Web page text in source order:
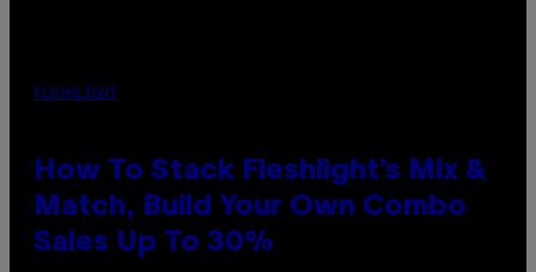
FLESHLIGHT
How To Stack Fleshlight’s Mix &
Match, Build Your Own Combo
Sales Up To 30%